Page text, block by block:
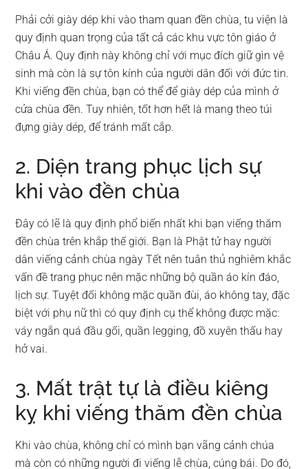
Phải cởi giày dép khi vào tham quan đền chùa, tu viện là
quy định quan trọng của tất cả các khu vực tôn giáo ở
Châu Á. Quy định này không chỉ với mục đích giữ gìn vệ
sinh mà còn là sự tôn kính của người dân đối với đức tin.
Khi viếng đền chùa, bạn có thể để giày dép của mình ở
cửa chùa đền. Tuy nhiên, tốt hơn hết là mang theo túi
đựng giày dép, để tránh mất cắp.
2. Diện trang phục lịch sự
khi vào đền chùa
Đây có lẽ là quy định phổ biến nhất khi bạn viếng thăm
đền chùa trên khắp thế giới. Bạn là Phật tử hay người
dân viếng cảnh chùa ngày Tết nên tuân thủ nghiêm khắc
vấn đề trang phục nên mặc những bộ quần áo kín đáo,
lịch sự. Tuyệt đối không mặc quần đùi, áo không tay, đặc
biệt với phụ nữ thì có quy định cụ thể không được mặc:
váy ngắn quá đầu gối, quần legging, đồ xuyên thấu hay
hở vai.
3. Mất trật tự là điều kiêng
kỵ khi viếng thăm đền chùa
Khi vào chùa, không chỉ có mình bạn vãng cảnh chúa
mà còn có những người đi viếng lễ chùa, cúng bái. Do đó,